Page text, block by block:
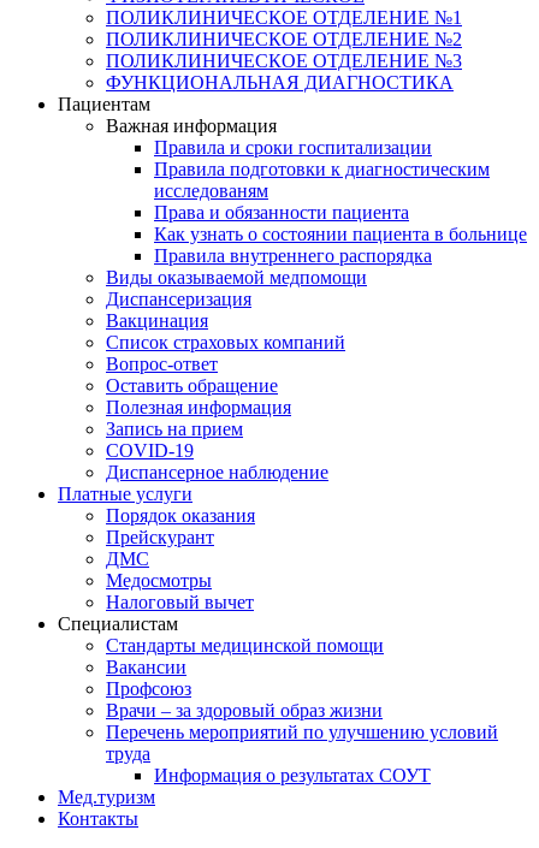
ПОЛИКЛИНИЧЕСКОЕ ОТДЕЛЕНИЕ №1
ПОЛИКЛИНИЧЕСКОЕ ОТДЕЛЕНИЕ №2
ПОЛИКЛИНИЧЕСКОЕ ОТДЕЛЕНИЕ №3
ФУНКЦИОНАЛЬНАЯ ДИАГНОСТИКА
Пациентам
Важная информация
Правила и сроки госпитализации
Правила подготовки к диагностическим
исследованям
Права и обязанности пациента
Как узнать о состоянии пациента в больнице
Правила внутреннего распорядка
Виды оказываемой медпомощи
Диспансеризация
Вакцинация
Список страховых компаний
Вопрос-ответ
Оставить обращение
Полезная информация
Запись на прием
COVID-19
Диспансерное наблюдение
Платные услуги
Порядок оказания
Прейскурант
ДМС
Медосмотры
Налоговый вычет
Специалистам
Стандарты медицинской помощи
Вакансии
Профсоюз
Врачи – за здоровый образ жизни
Перечень мероприятий по улучшению условий
труда
Информация о результатах СОУТ
Мед.туризм
Контакты